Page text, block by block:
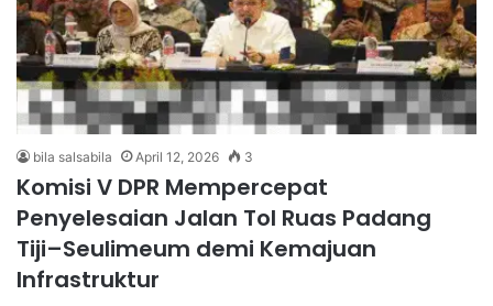
bila salsabila April 12, 2026 3
Komisi V DPR Mempercepat
Penyelesaian Jalan Tol Ruas Padang
Tiji–Seulimeum demi Kemajuan
Infrastruktur